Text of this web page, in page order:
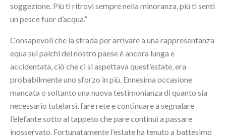
soggezione. Più ti ritrovi sempre nella minoranza, più ti senti
un pesce fuor d’acqua.”
Consapevoli che la strada per arrivare a una rappresentanza
equa sui palchi del nostro paese è ancora lunga e
accidentata, ciò che ci si aspettava quest’estate, era
probabilmente uno sforzo in più. Ennesima occasione
mancata o soltanto una nuova testimonianza di quanto sia
necessario tutelarsi, fare rete e continuare a segnalare
l’elefante sotto al tappeto che pare continui a passare
inosservato. Fortunatamente l’estate ha tenuto a battesimo